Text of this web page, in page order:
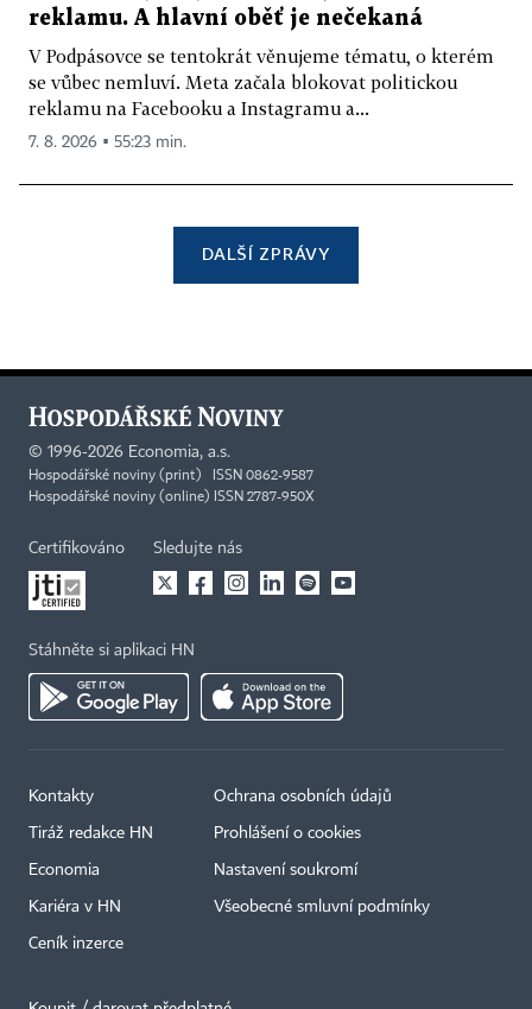
reklamu. A hlavní oběť je nečekaná
V Podpásovce se tentokrát věnujeme tématu, o kterém
se vůbec nemluví. Meta začala blokovat politickou
reklamu na Facebooku a Instagramu a...
7. 8. 2026 ▪ 55:23 min.
DALŠÍ ZPRÁVY
© 1996-2026 Economia, a.s.
Hospodářské noviny (print) ISSN 0862-9587
Hospodářské noviny (online) ISSN 2787-950X
Certifikováno Sledujte nás
Stáhněte si aplikaci HN
Kontakty
Tiráž redakce HN
Economia
Kariéra v HN
Ceník inzerce
Ochrana osobních údajů
Prohlášení o cookies
Nastavení soukromí
Všeobecné smluvní podmínky